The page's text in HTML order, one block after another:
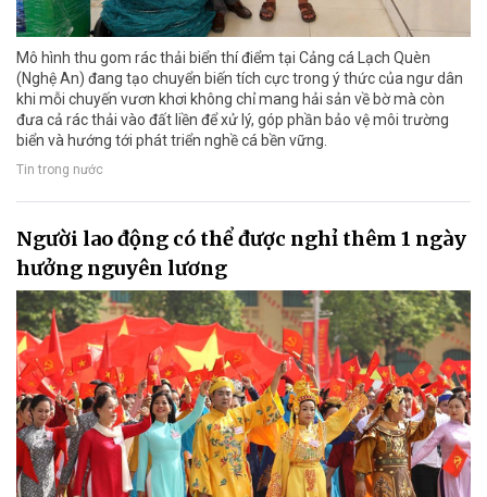
Mô hình thu gom rác thải biển thí điểm tại Cảng cá Lạch Quèn
(Nghệ An) đang tạo chuyển biến tích cực trong ý thức của ngư dân
khi mỗi chuyến vươn khơi không chỉ mang hải sản về bờ mà còn
đưa cả rác thải vào đất liền để xử lý, góp phần bảo vệ môi trường
biển và hướng tới phát triển nghề cá bền vững.
Tin trong nước
Người lao động có thể được nghỉ thêm 1 ngày
hưởng nguyên lương